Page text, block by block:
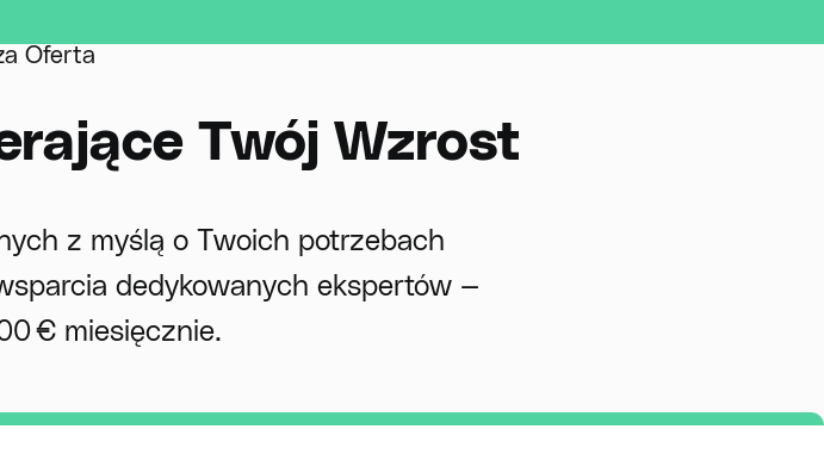
Oferta
Twój Wzrost
z myślą o Twoich potrzebach
dedykowanych ekspertów —
€ miesięcznie.